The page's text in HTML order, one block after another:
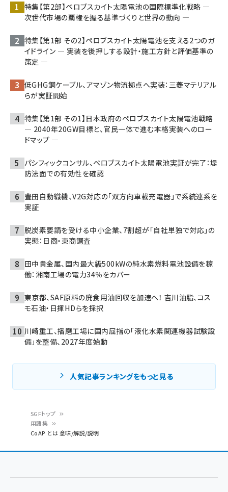
ン
ず
SGFトップ
用語集
CoAP とは 意味/解説/説明
特集【第2部】ペロブスカイト太陽電池の国際標準化戦略 ―
次世代市場の覇権を握る基準づくりと世界の動向 ―
特集【第1部 その2】ペロブスカイト太陽電池を支える2つのガ
イドライン ― 実装を後押しする設計・施工方針と評価基準の
策定 ―
低GHG銅ケーブル、アマゾン物流拠点へ実装：三菱マテリアル
らが実証開始
特集【第1部 その1】日本政府のペロブスカイト太陽電池戦略
― 2040年20GW目標と、官民一体で進む本格実装へのロー
ドマップ ―
パシフィックコンサル、ペロブスカイト太陽電池実証が完了：堤
防法面での有効性を確認
豊田自動織機、V2G対応の「双方向車載充電器」で系統連系を
実証
脱炭素要請を受ける中小企業、7割超が「自社単独で対応」の
実態：日商・東商調査
田中貴金属、国内最大級500kWの純水素燃料電池設備を稼
働：湘南工場の電力34％をカバー
東京都、SAF原料の廃食用油回収を加速へ！ 吉川油脂、コス
モ石油・日揮HDらを採択
川崎重工、播磨工場に国内屈指の「液化水素関連機器試験設
備」を整備、2027年度始動
人気記事ランキングをもっと見る